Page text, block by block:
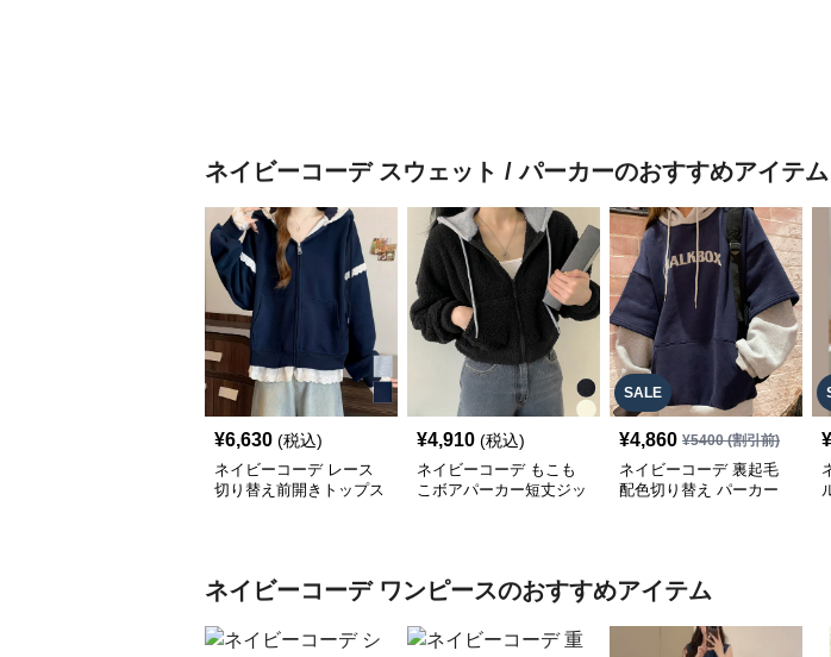
ネイビーコーデ スウェット / パーカーのおすすめアイテム
¥6,630 (税込)
ネイビーコーデ レース
切り替え前開きトップス
¥4,910 (税込)
ネイビーコーデ もこも
こボアパーカー短丈ジッ
SALE
¥4,860 ¥5400(割引前)
ネイビーコーデ 裏起毛
配色切り替え パーカー
¥
ネイビーコーデ ワンピースのおすすめアイテム